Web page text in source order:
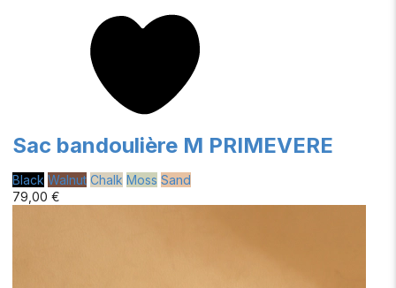
Sac bandoulière M PRIMEVERE
Black Walnut Chalk Moss Sand
79,00 €